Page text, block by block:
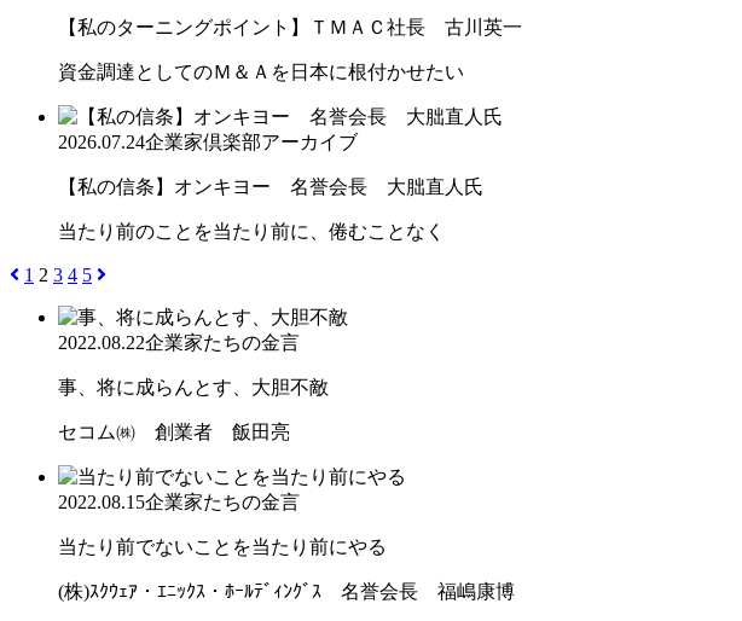
【私のターニングポイント】ＴＭＡＣ社長 古川英一
資金調達としてのＭ＆Ａを日本に根付かせたい
2026.07.24企業家倶楽部アーカイブ
【私の信条】オンキヨー 名誉会長 大朏直人氏
当たり前のことを当たり前に、倦むことなく
1 2 3 4 5
2022.08.22企業家たちの金言
事、将に成らんとす、大胆不敵
セコム㈱ 創業者 飯田亮
2022.08.15企業家たちの金言
当たり前でないことを当たり前にやる
(株)ｽｸｳｪｱ・ｴﾆｯｸｽ・ﾎｰﾙﾃﾞｨﾝｸﾞｽ 名誉会長 福嶋康博